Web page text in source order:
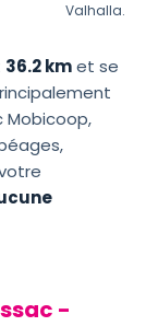
Valhalla.
36.2 kmet se
-